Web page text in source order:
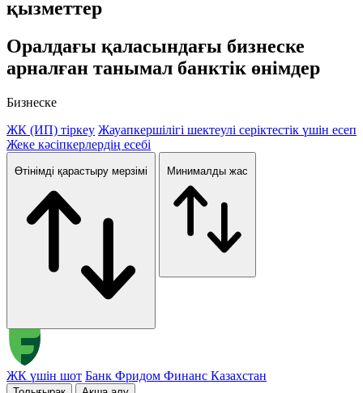
қызметтер
Оралдағы қаласындағы бизнеске
арналған танымал банктік өнімдер
Бизнеске
ЖК (ИП) тіркеу Жауапкершілігі шектеулі серіктестік үшін есеп
Жеке кәсіпкерлердің есебі
Өтінімді қарастыру мерзімі Минималды жас
ЖК үшін шот Банк Фридом Финанс Казахстан